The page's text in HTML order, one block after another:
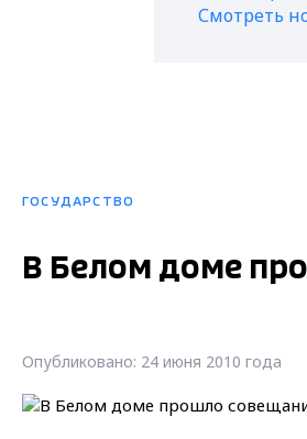
Смотреть
ГОСУДАРСТВО
В Белом доме
Опубликовано: 24 июня 2010 года